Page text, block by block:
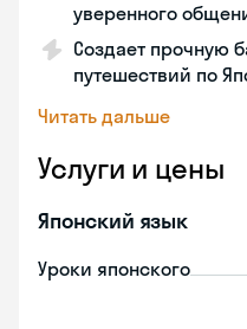
уверенного
Создает прочную
путешествий по
Читать дальше
Услуги и цены
Японский язык
Уроки японского